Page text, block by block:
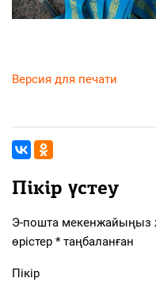
Версия для печати
Пікір үстеу
Э-пошта мекенжайыңыз
өрістер *таңбаланған
Пікір